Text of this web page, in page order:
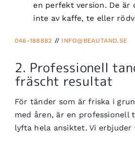
en perfekt version. De
inte av kaffe, te eller
046-188882 // INFO@BEAUTAND.SE
2. Professionell
fräscht resultat
För tänder som är friska i
med åren, är en
lyfta hela ansiktet. Vi